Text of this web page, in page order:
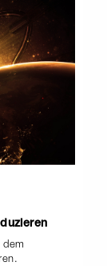
dem